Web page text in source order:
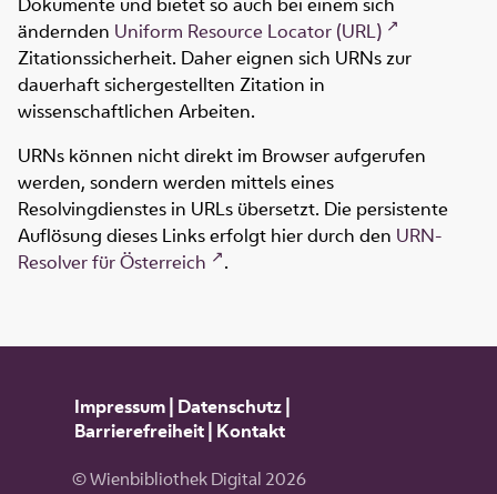
ändernden Uniform Resource Locator (URL)
Zitationssicherheit. Daher eignen sich URNs zur
dauerhaft sichergestellten Zitation in
wissenschaftlichen Arbeiten.
URNs können nicht direkt im Browser aufgerufen
werden, sondern werden mittels eines
Resolvingdienstes in URLs übersetzt. Die persistente
Auflösung dieses Links erfolgt hier durch den URN-
Resolver für Österreich
.
Impressum| Datenschutz|
Barrierefreiheit| Kontakt
© Wienbibliothek Digital 2026